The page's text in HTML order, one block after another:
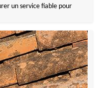
un service fiable pour